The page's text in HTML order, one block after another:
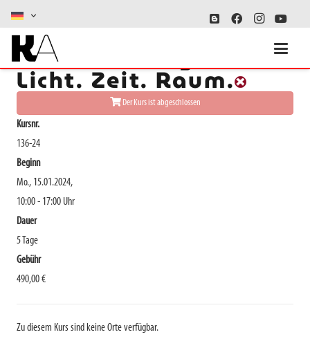
Ausfall: Fotografie:
Licht. Zeit. Raum.
Der Kurs ist abgeschlossen
Kursnr.
136-24
Beginn
Mo., 15.01.2024,
10:00 - 17:00 Uhr
Dauer
5 Tage
Gebühr
490,00 €
Zu diesem Kurs sind keine Orte verfügbar.